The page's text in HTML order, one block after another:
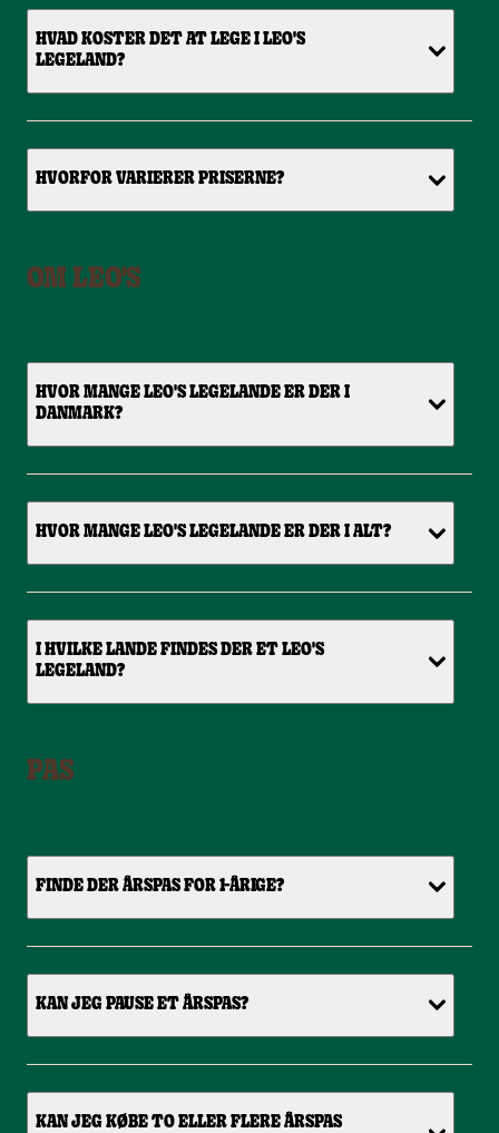
HVAD KOSTER DET AT LEGE I LEO'S
LEGELAND?
HVORFOR VARIERER PRISERNE?
OM LEO'S
HVOR MANGE LEO'S LEGELANDE ER DER I
DANMARK?
HVOR MANGE LEO'S LEGELANDE ER DER I ALT?
I HVILKE LANDE FINDES DER ET LEO'S
LEGELAND?
PAS
FINDE DER ÅRSPAS FOR 1-ÅRIGE?
KAN JEG PAUSE ET ÅRSPAS?
KAN JEG KØBE TO ELLER FLERE ÅRSPAS